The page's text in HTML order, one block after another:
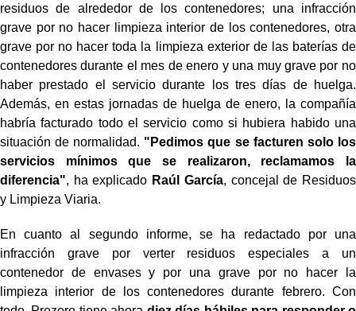
residuos de alrededor de los contenedores; una infracción
grave por no hacer limpieza interior de los contenedores, otra
grave por no hacer toda la limpieza exterior de las baterías de
contenedores durante el mes de enero y una muy grave por no
haber prestado el servicio durante los tres días de huelga.
Además, en estas jornadas de huelga de enero, la compañía
habría facturado todo el servicio como si hubiera habido una
situación de normalidad. "Pedimos que se facturen solo los
servicios mínimos que se realizaron, reclamamos la
diferencia", ha explicado Raúl García, concejal de Residuos
y Limpieza Viaria.
En cuanto al segundo informe, se ha redactado por una
infracción grave por verter residuos especiales a un
contenedor de envases y por una grave por no hacer la
limpieza interior de los contenedores durante febrero. Con